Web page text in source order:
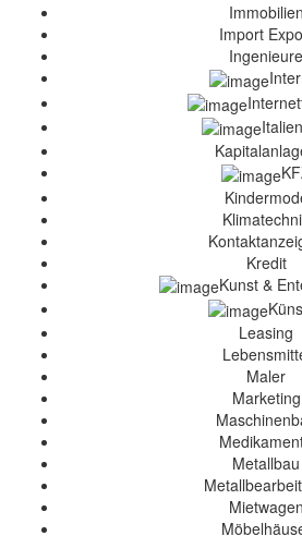
Immobilien
Import
Ingenieure
Kredit
Kunst &
Leasing
Maler
Marketing
Metallbau
Mietwagen